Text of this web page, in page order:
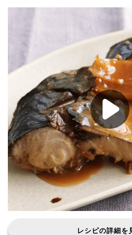
レシピの詳細を